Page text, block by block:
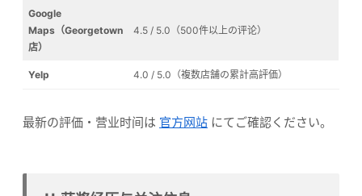
Google
Maps（Georgetown
店）
4.5 / 5.0（500件以上の评论）
Yelp 4.0 / 5.0（複数店舗の累計高評価）
最新の評価・营业时间は 官方网站 にてご確認ください。